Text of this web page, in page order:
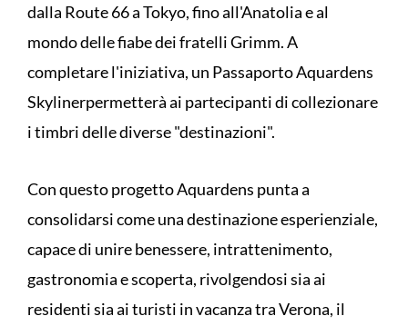
dalla Route 66 a Tokyo, fino all'Anatolia e al
mondo delle fiabe dei fratelli Grimm. A
completare l'iniziativa, un Passaporto Aquardens
Skylinerpermetterà ai partecipanti di collezionare
i timbri delle diverse "destinazioni".
Con questo progetto Aquardens punta a
consolidarsi come una destinazione esperienziale,
capace di unire benessere, intrattenimento,
gastronomia e scoperta, rivolgendosi sia ai
residenti sia ai turisti in vacanza tra Verona, il